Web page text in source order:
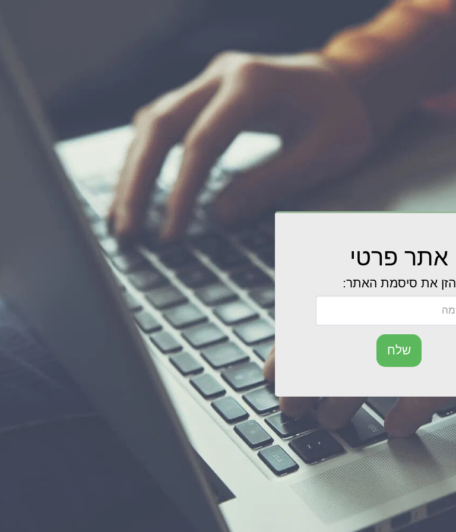
אתר פרטי
הזן את סיסמת האתר:
שלח